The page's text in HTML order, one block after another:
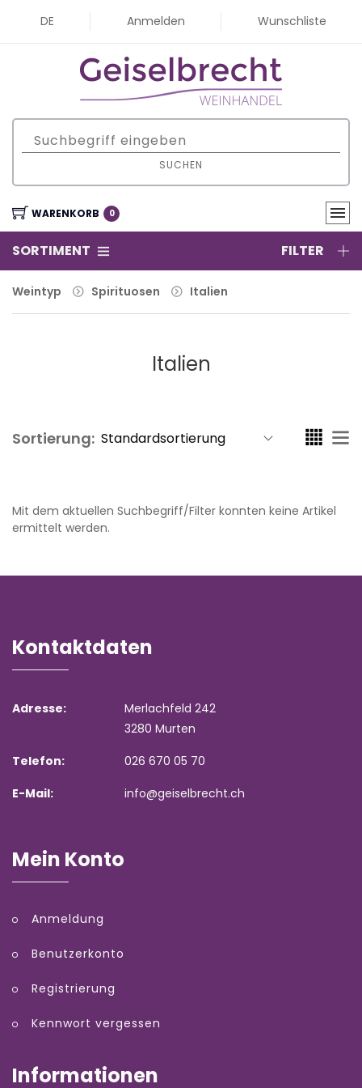
DE Anmelden Wunschliste
SUCHEN
WARENKORB 0
SORTIMENT FILTER
Weintyp Spirituosen Italien
Italien
Sortierung:
Mit dem aktuellen Suchbegriff/Filter konnten keine Artikel
ermittelt werden.
Kontaktdaten
Adresse:
Merlachfeld 242
3280 Murten
Telefon:
026 670 05 70
E-Mail:
info@geiselbrecht.ch
Mein Konto
Anmeldung
Benutzerkonto
Registrierung
Kennwort vergessen
Informationen